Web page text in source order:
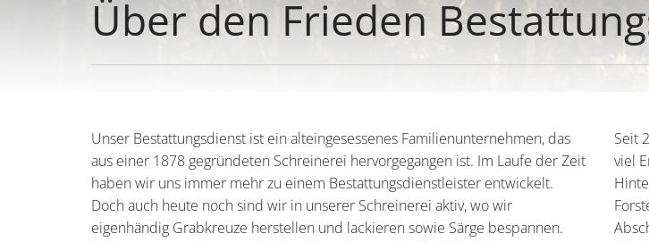
Über den Frieden
Unser Bestattungsdienst ist ein alteingesessenes Familienunternehmen, das
aus einer 1878 gegründeten Schreinerei hervorgegangen ist. Im Laufe der Zeit
haben wir uns immer mehr zu einem Bestattungsdienstleister entwickelt.
Doch auch heute noch sind wir in unserer Schreinerei aktiv, wo wir
eigenhändig Grabkreuze herstellen und lackieren sowie Särge bespannen.
Seit
viel